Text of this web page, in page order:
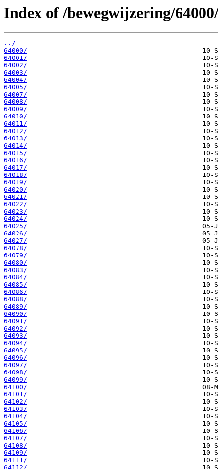
Index of /bewegwijzering/64000/
../
64000/
64001/
64002/
64003/
64004/
64005/
64007/
64008/
64009/
64010/
64011/
64012/
64013/
64014/
64015/
64016/
64017/
64018/
64019/
64020/
64021/
64022/
64023/
64024/
64025/
64026/
64027/
64078/
64079/
64080/
64083/
64084/
64085/
64086/
64088/
64089/
64090/
64091/
64092/
64093/
64094/
64095/
64096/
64097/
64098/
64099/
64100/
64101/
64102/
64103/
64104/
64105/
64106/
64107/
64108/
64109/
64111/
64112/